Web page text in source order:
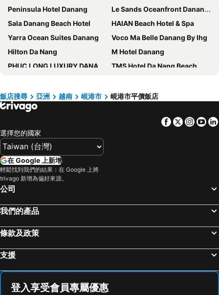
Peninsula Hotel Danang
Le Sands Oceanfront Danang Hotel
Sala Danang Beach Hotel
HAIAN Beach Hotel & Spa
Yarra Ocean Suites Danang
Voco Ma Belle Danang By Ihg
Hilton Da Nang
M Hotel Danang
PHUC LONG LUXURY DANANG
TMS Hotel Da Nang Beach
Diamond Sea Hotel
Mercure Danang French Village Bana Hills
Canvas Danang Beach Hotel
Mandila Beach Hotel Danang
Prince Hotel Da Nang
HAIAN Riverfront Hotel Da Nang
Chicland Hotel
Four Points by Sheraton Danang
Belle Maison Parosand Danang Hotel
Stella Maris Beach Danang
DLG Hotel Danang
Vanda Hotel
Minh Toan SAFI Ocean Hotel
Val Soleil Hotel
Avatar Danang Hotel
飯店搜尋 亞洲 越南 峴港市 峴港市平價飯店
Facebook
Twitter
選擇您的國家
在 Google 上新增
輕鬆找到我們的結果：在 Google 上將
trivago 新增為偏好來源。
公司
我們的產品
條款及政策
支援
登入享受會員專屬優惠